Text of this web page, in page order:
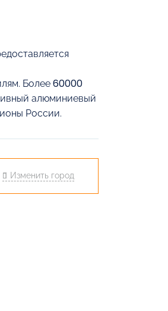
Более 60000
алюминиевый
России.
Изменить город